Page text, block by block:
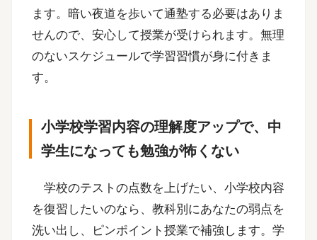
ます。暗い夜道を歩いて通塾する必要はありま
せんので、安心して授業が受けられます。無理
のないスケジュールで学習習慣が身に付きま
す。
小学校学習内容の理解度アップで、中
学生になっても勉強が怖くない
学校のテストの点数を上げたい、小学校内容
を復習したいのなら、教科別にあなたの弱点を
洗い出し、ピンポイント授業で補強します。学